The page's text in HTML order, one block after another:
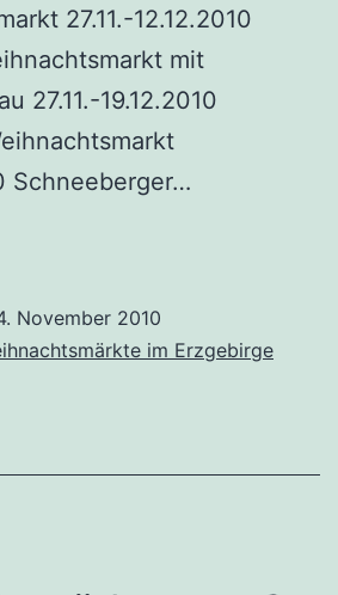
27.11.-12.12.2010
mit
27.11.-19.12.2010
Schneeberger…
1.
November 2010
im Erzgebirge